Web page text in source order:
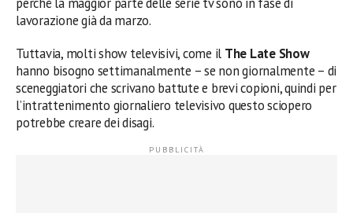
lavorazione già da marzo.
Tuttavia, molti show televisivi, come il The Late Show
hanno bisogno settimanalmente – se non giornalmente – di
sceneggiatori che scrivano battute e brevi copioni, quindi per
l’intrattenimento giornaliero televisivo questo sciopero
potrebbe creare dei disagi.